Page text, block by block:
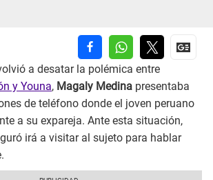
a desatar la polémica entre
y Youna, Magaly Medina presentaba
de teléfono donde el joven peruano
a su expareja. Ante esta situación,
irá a visitar al sujeto para hablar